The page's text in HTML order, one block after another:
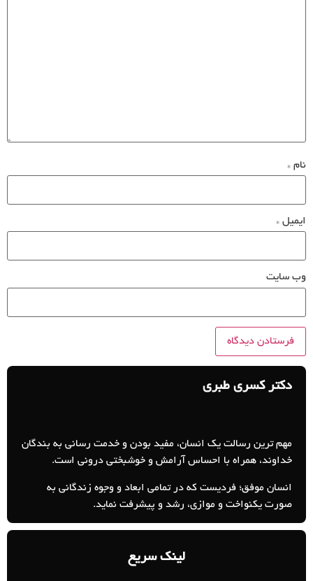
نام *
ایمیل *
وب‌ سایت
دکتر کسری طبری
مهم ترین رسالت یک انسان، مفید بودن و خدمت رسانی به بندگان
خداوند، همراه با احساس آرامش و خوشبختی درونی است.
انسان موفق؛ فردیست که در تمامی ابعاد و وجوه زندگانی به
صورت یکنواخت و موازی، رشد و پیشرفت نماید.
لینک سریع